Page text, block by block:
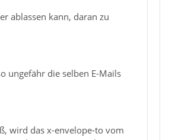
ablassen kann, daran zu
ungefähr die selben E-Mails
wird das x-envelope-to vom